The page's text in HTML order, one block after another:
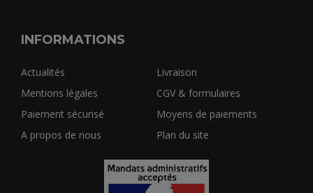
INFORMATIONS
Actualités
Livraison
Mentions légales
CGV & formulaires
Paiement sécurisé
Moyens de paiements
A propos de nous
Plan du site